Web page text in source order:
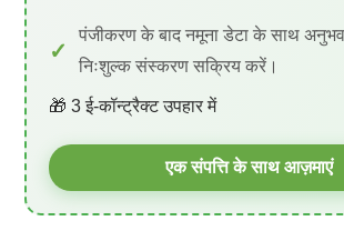
पंजीकरण के बाद नमूना डेटा के साथ
निःशुल्क संस्करण सक्रिय करें।
🎁 3 ई-कॉन्ट्रैक्ट उपहार में
एक संपत्ति के साथ आज़माएं